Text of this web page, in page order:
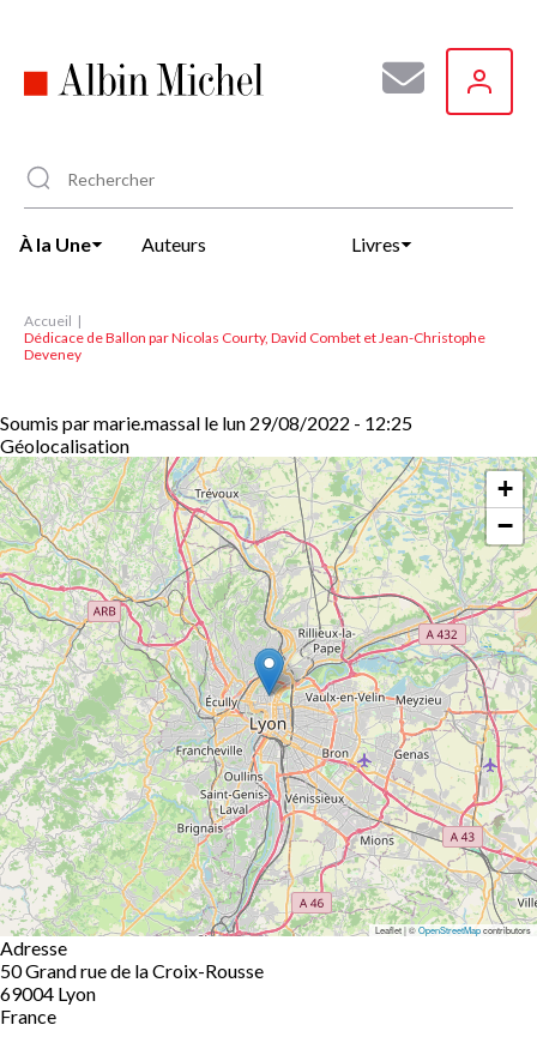
principal
À la Une Auteurs Livres
Accueil
Dédicace de Ballon par Nicolas Courty, David Combet et Jean-Christophe
Deveney
Soumis parmarie.massal le lun 29/08/2022 - 12:25
Géolocalisation
+
−
Leaflet | ©OpenStreetMapcontributors
Adresse
50 Grand rue de la Croix-Rousse
69004 Lyon
France